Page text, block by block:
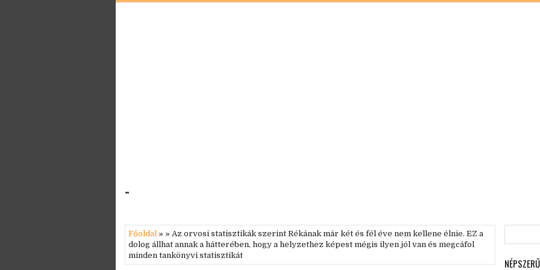
-
Főoldal » » Az orvosi statisztikák szerint Rékának már két és fél éve nem kellene élnie. EZ a
dolog állhat annak a hátterében, hogy a helyzethez képest mégis ilyen jól van és megcáfol
minden tankönyvi statisztikát